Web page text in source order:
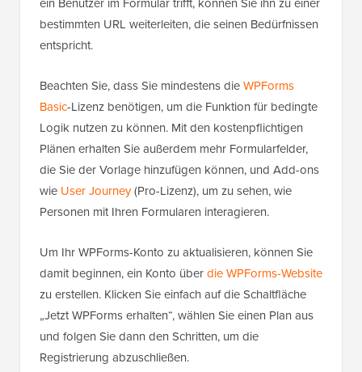
bestimmten URL weiterleiten, die seinen Bedürfnissen
entspricht.
Beachten Sie, dass Sie mindestens dieWPForms
Basic-Lizenz benötigen, um die Funktion für bedingte
Logik nutzen zu können. Mit den kostenpflichtigen
Plänen erhalten Sie außerdem mehr Formularfelder,
die Sie der Vorlage hinzufügen können, und Add-ons
wie User Journey(Pro-Lizenz), um zu sehen, wie
Personen mit Ihren Formularen interagieren.
Um Ihr WPForms-Konto zu aktualisieren, können Sie
damit beginnen, ein Konto überdie WPForms-Website
zu erstellen. Klicken Sie einfach auf die Schaltfläche
„Jetzt WPForms erhalten“, wählen Sie einen Plan aus
und folgen Sie dann den Schritten, um die
Registrierung abzuschließen.